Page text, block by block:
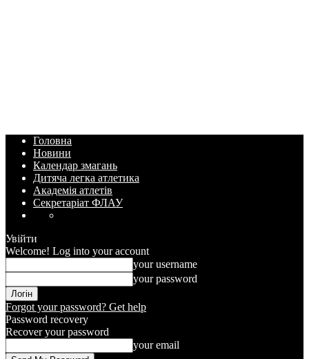
Головна
Новини
Календар змагань
Дитяча легка атлетика
Академія атлетів
Секретаріат ФЛАУ
Увійти
Welcome! Log into your account
your username
your password
Forgot your password? Get help
Password recovery
Recover your password
your email